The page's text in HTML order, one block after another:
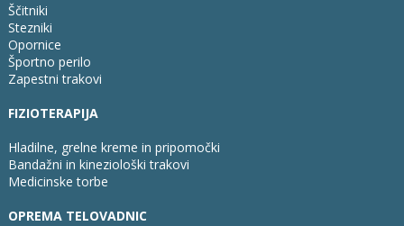
Ščitniki
Stezniki
Opornice
Športno perilo
Zapestni trakovi
FIZIOTERAPIJA
Hladilne, grelne kreme in pripomočki
Bandažni in kineziološki trakovi
Medicinske torbe
OPREMA TELOVADNIC